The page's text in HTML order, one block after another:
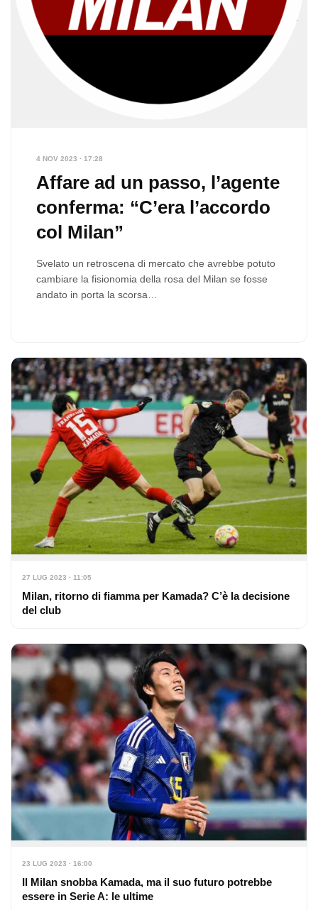
4 NOV 2023 · 17:28
Affare ad un passo, l’agente
conferma: “C’era l’accordo
col Milan”
Svelato un retroscena di mercato che avrebbe potuto
cambiare la fisionomia della rosa del Milan se fosse
andato in porta la scorsa…
27 LUG 2023 · 11:05
Milan, ritorno di fiamma per Kamada? C’è la decisione
del club
23 LUG 2023 · 16:00
Il Milan snobba Kamada, ma il suo futuro potrebbe
essere in Serie A: le ultime